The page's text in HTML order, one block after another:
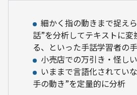
細かく指の動きまで捉え
話”を分析してテキストに変
る、といった手話学習者の
小売店での万引き・怪し
いままで言語化されてい
手の動き”を定量的に分析